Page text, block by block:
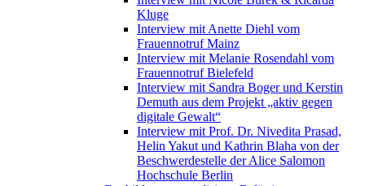
Kluge
Interview mit Anette Diehl vom
Frauennotruf Mainz
Interview mit Melanie Rosendahl vom
Frauennotruf Bielefeld
Interview mit Sandra Boger und Kerstin
Demuth aus dem Projekt „aktiv gegen
digitale Gewalt“
Interview mit Prof. Dr. Nivedita Prasad,
Helin Yakut und Kathrin Blaha von der
Beschwerdestelle der Alice Salomon
Hochschule Berlin